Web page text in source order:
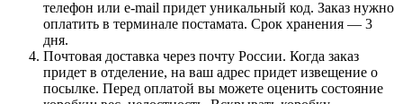
телефон или e-mail придет уникальный код. Заказ нужно
оплатить в терминале постамата. Срок хранения — 3
дня.
Почтовая доставка через почту России. Когда заказ
придет в отделение, на ваш адрес придет извещение о
посылке. Перед оплатой вы можете оценить состояние